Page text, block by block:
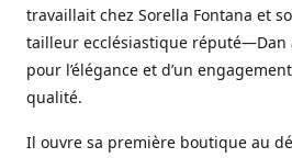
travaillait chez Sorella Fontana et
tailleur ecclésiastique réputé—Dan
pour l’élégance et d’un
qualité.
Il ouvre sa première boutique au